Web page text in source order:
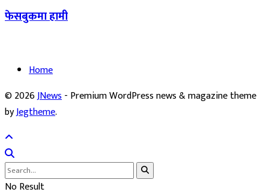
फेसबुकमा हामी
Home
© 2026JNews- Premium WordPress news & magazine theme
byJegtheme.
No Result